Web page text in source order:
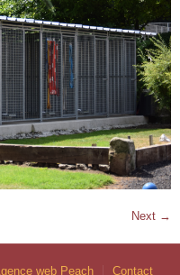
Next →
web Peach Contact